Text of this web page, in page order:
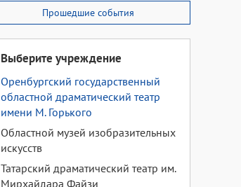
Прошедшие события
Выберите учреждение
Оренбургский государственный
областной драматический театр
имени М. Горького
Областной музей изобразительных
искусств
Татарский драматический театр им.
Мирхайдара Файзи